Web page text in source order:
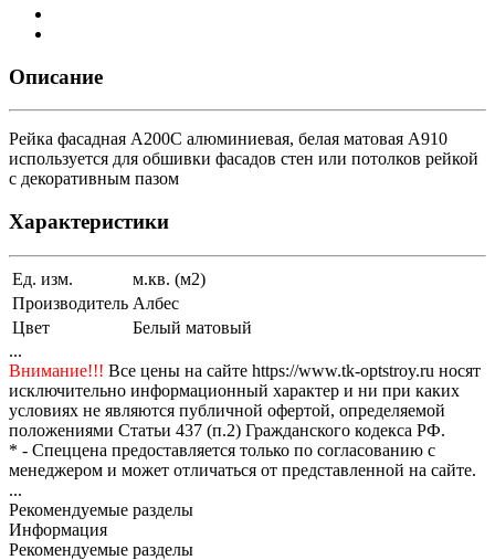
Описание
Рейка фасадная А200С алюминиевая, белая матовая A910
используется для обшивки фасадов стен или потолков рейкой
с декоративным пазом
Характеристики
Ед. изм.
м.кв. (м2)
Производитель Албес
Цвет
Белый матовый
...
Внимание!!! Все цены на сайте https://www.tk-optstroy.ru носят
исключительно информационный характер и ни при каких
условиях не являются публичной офертой, определяемой
положениями Статьи 437 (п.2) Гражданского кодекса РФ.
* - Спеццена предоставляется только по согласованию с
менеджером и может отличаться от представленной на сайте.
...
Рекомендуемые разделы
Информация
Рекомендуемые разделы